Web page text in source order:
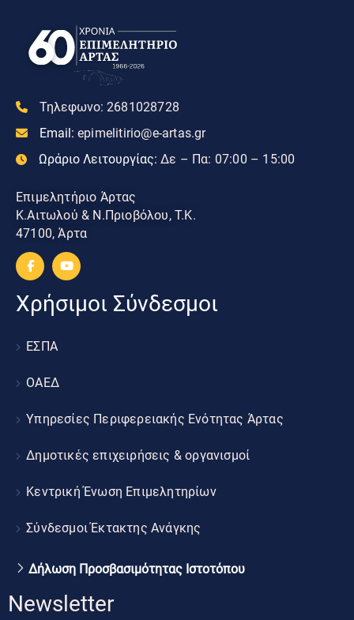
Τηλεφωνο: 2681028728
Email: epimelitirio@e-artas.gr
Ωράριο Λειτουργίας: Δε – Πα: 07:00 – 15:00
Επιμελητήριο Άρτας
Κ.Αιτωλού & Ν.Πριοβόλου, Τ.Κ.
47100, Άρτα
Χρήσιμοι Σύνδεσμοι
ΕΣΠΑ
ΟΑΕΔ
Υπηρεσίες Περιφερειακής Ενότητας Άρτας
Δημοτικές επιχειρήσεις & οργανισμοί
Κεντρική Ένωση Επιμελητηρίων
Σύνδεσμοι Έκτακτης Ανάγκης
Δήλωση Προσβασιμότητας Ιστοτόπου
Newsletter